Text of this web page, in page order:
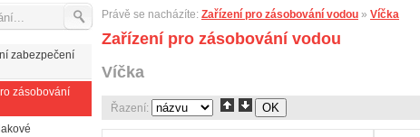
zabezpečení
zásobování
Právě se nacházíte: Zařízení pro zásobování vodou » Víčka
Zařízení pro zásobování vodou
Víčka
Řazení: